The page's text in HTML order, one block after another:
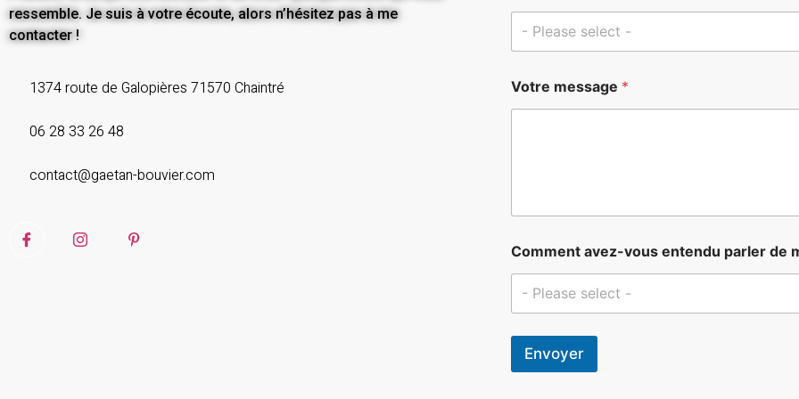
ressemble. Je suis à votre écoute, alors n’hésitez pas à me
contacter !
1374 route de Galopières 71570 Chaintré
06 28 33 26 48
contact@gaetan-bouvier.com
- Please select -
m
a
-
v
o
s
Votre message *
Comment avez-vous entendu parler de
- Please select -
Envoyer